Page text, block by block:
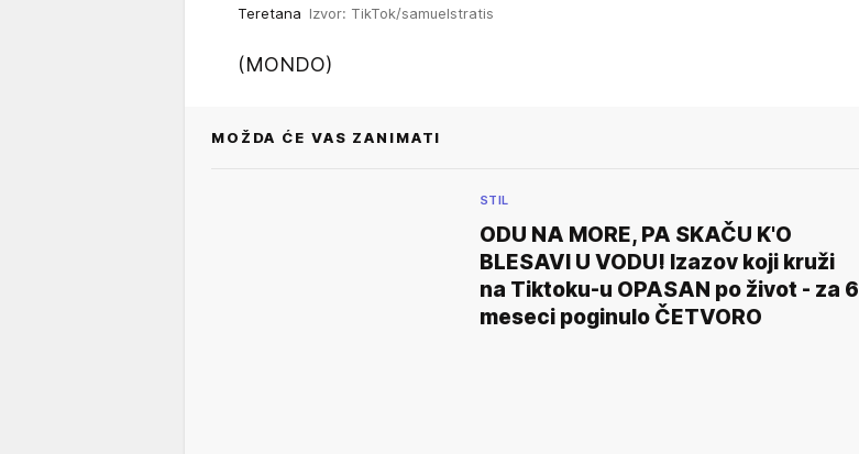
Teretana Izvor: TikTok/samuelstratis
(MONDO)
MOŽDA ĆE VAS ZANIMATI
STIL
ODU NA MORE, PA SKAČU K'O
BLESAVI U VODU! Izazov koji kruži
na Tiktoku-u OPASAN po život - za 6
meseci poginulo ČETVORO